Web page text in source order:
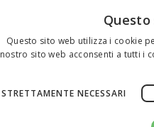
Questo sito web utilizza i cookie
nostro sito web acconsenti a tutti i
STRETTAMENTE NECESSARI